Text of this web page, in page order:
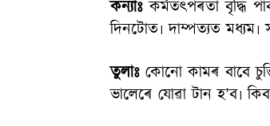
কন্যাঃ কর্মতৎপৰতা বৃদ্ধি
দিনটোত৷ দাম্পত্যত মধ্যম৷
তুলাঃকোনো কামৰ বাবে
ভালেৰে যোৱা টান হ’ব৷